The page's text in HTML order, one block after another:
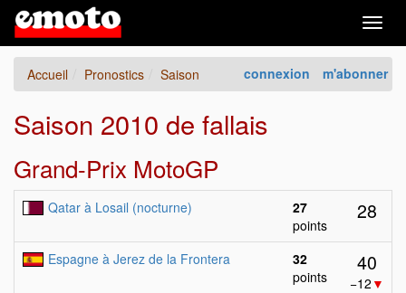
connexion m'abonner
Accueil Pronostics Saison
Saison 2010 de fallais
Grand-Prix MotoGP
Qatar à Losail (nocturne)
27
points
28
Espagne à Jerez de la Frontera
32
points
40
−12 ▼